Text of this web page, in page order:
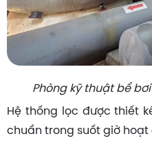
Phòng kỹ thuật bể bơi
Hệ thống lọc được thiết
chuẩn trong suốt giờ hoạt